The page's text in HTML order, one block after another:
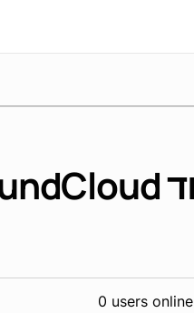
0 users online